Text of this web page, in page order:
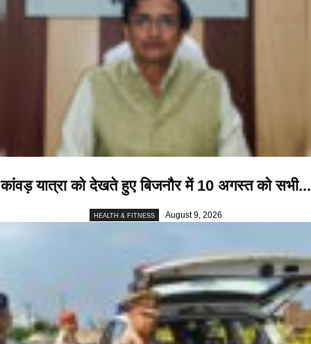
कांवड़ यात्रा को देखते हुए बिजनौर में 10 अगस्त को सभी...
HEALTH & FITNESS August 9, 2026